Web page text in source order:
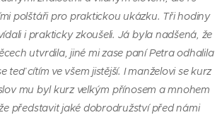
polštáři pro praktickou ukázku. Tři hodiny
i prakticky zkoušeli. Já byla nadšená, že
utvrdila, jiné mi zase paní Petra odhalila
teď cítím ve všem jistější. I manželovi se kurz
mu byl kurz velkým přínosem a mnohem
představit jaké dobrodružství před námi